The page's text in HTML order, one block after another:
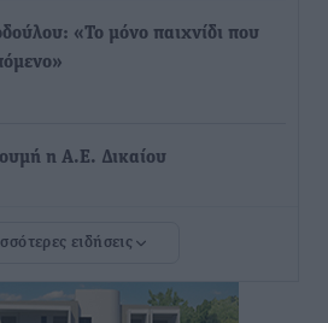
«Το μόνο παιχνίδι που
η Α.Ε. Δικαίου
την Cvetanka Dimova
ειδήσεις